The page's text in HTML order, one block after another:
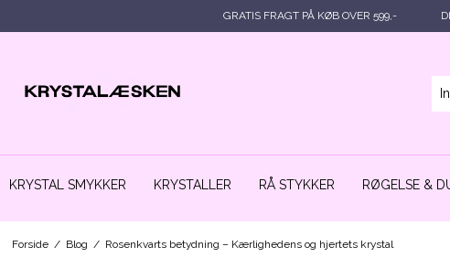
GRATIS FRAGT PÅ KØB OVER 599,-
KRYSTAL SMYKKER KRYSTALLER RÅ STYKKER RØGELSE &
Forside / Blog / Rosenkvarts betydning – Kærlighedens og hjertets krystal